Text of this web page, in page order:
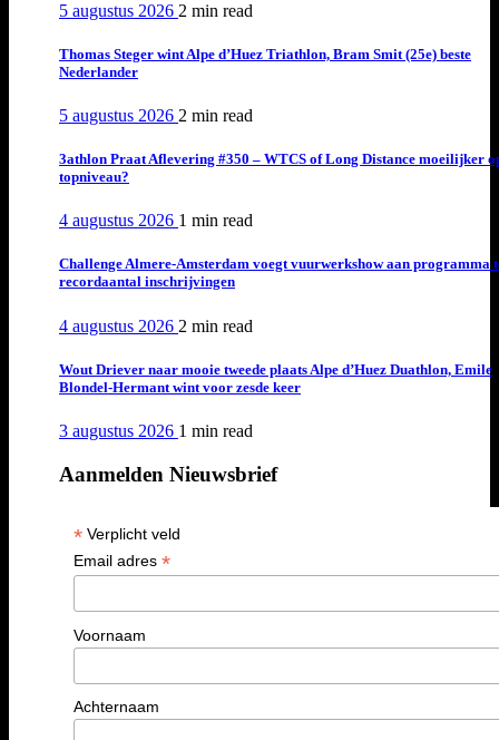
5 augustus 2026 2 min read
Thomas Steger wint Alpe d’Huez Triathlon, Bram Smit (25e) beste
Nederlander
5 augustus 2026 2 min read
3athlon Praat Aflevering #350 – WTCS of Long Distance moeilijker
topniveau?
4 augustus 2026 1 min read
Challenge Almere-Amsterdam voegt vuurwerkshow aan programma
recordaantal inschrijvingen
4 augustus 2026 2 min read
Wout Driever naar mooie tweede plaats Alpe d’Huez Duathlon, Emile
Blondel-Hermant wint voor zesde keer
3 augustus 2026 1 min read
Aanmelden Nieuwsbrief
*Verplicht veld
Email adres *
Voornaam
Achternaam